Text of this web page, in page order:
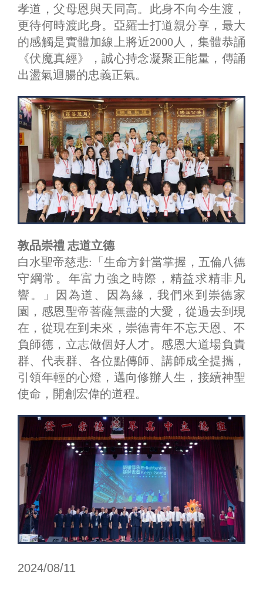
孝道，父母恩與天同高。此身不向今生渡，
更待何時渡此身。亞羅士打道親分享，最大
的感觸是實體加線上將近2000人，集體恭誦
《伏魔真經》，誠心持念凝聚正能量，傳誦
出盪氣迴腸的忠義正氣。
敦品崇禮 志道立德
白水聖帝慈悲:「生命方針當掌握，五倫八德
守綱常。年富力強之時際，精益求精非凡
響。」因為道、因為緣，我們來到崇德家
園，感恩聖帝菩薩無盡的大愛，從過去到現
在，從現在到未來，崇德青年不忘天恩、不
負師德，立志做個好人才。感恩大道場負責
群、代表群、各位點傳師、講師成全提攜，
引領年輕的心燈，邁向修辦人生，接續神聖
使命，開創宏偉的道程。
2024/08/11